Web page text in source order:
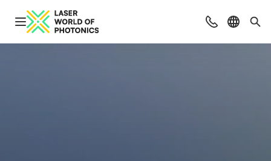
Navigation öffnen Beratung &
Sprache